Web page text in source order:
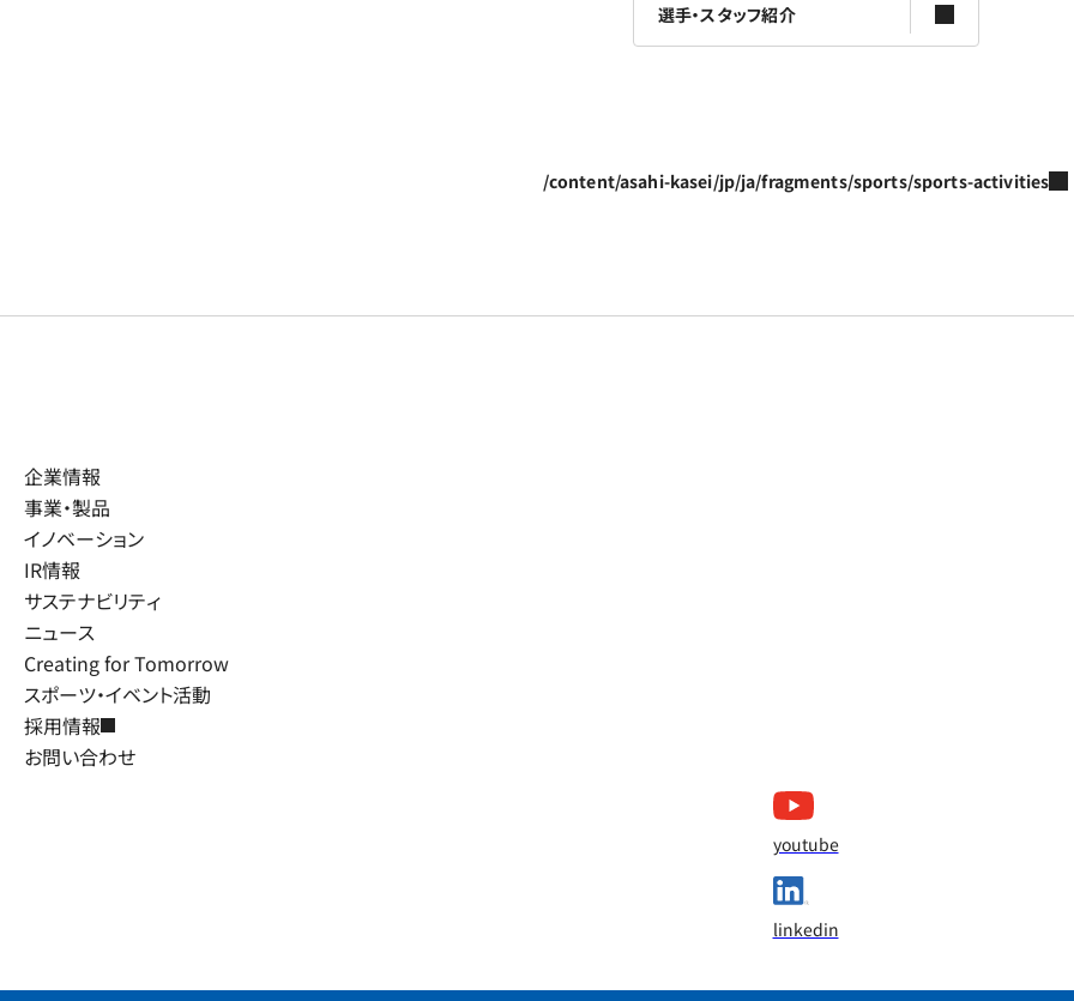
選手・スタッフ紹介
/content/asahi-kasei/jp/ja/fragments/sports/sports-activities
企業情報
事業・製品
イノベーション
IR情報
サステナビリティ
ニュース
Creating for Tomorrow
スポーツ・イベント活動
採用情報
お問い合わせ
youtube
linkedin